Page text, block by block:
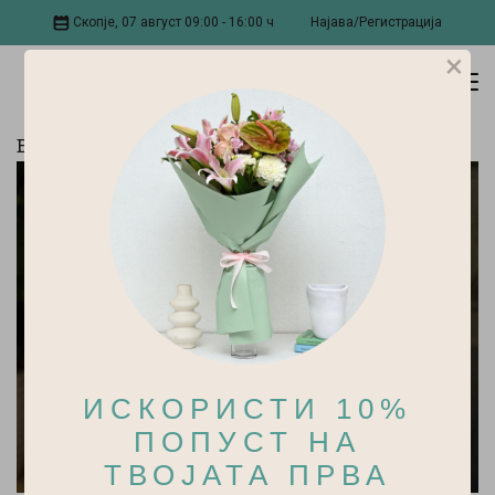
Скопје, 07 август 09:00 - 16:00 ч Најава/Регистрација
Блог
×
ИСКОРИСТИ 10%
ПОПУСТ НА
ТВОЈАТА ПРВА